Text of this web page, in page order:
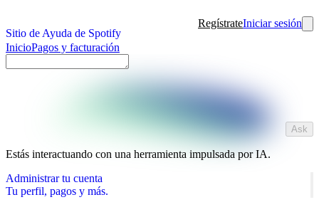
Sitio de Ayuda de Spotify
RegístrateIniciar sesión
InicioPagos y facturación
Ask
Estás interactuando con una herramienta impulsada por IA.
Administrar tu cuenta
Tu perfil, pagos y más.